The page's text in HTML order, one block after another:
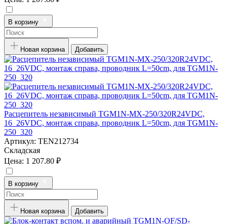
В корзину
Новая корзина Добавить
Расцепитель независимый TGM1N-MX-250/320R24VDC,
16_26VDC, монтаж справа, проводник L=50cm, для TGM1N-
250_320
Артикул: TEN212734
Складская
Цена: 1 207.80 ₽
В корзину
Новая корзина Добавить